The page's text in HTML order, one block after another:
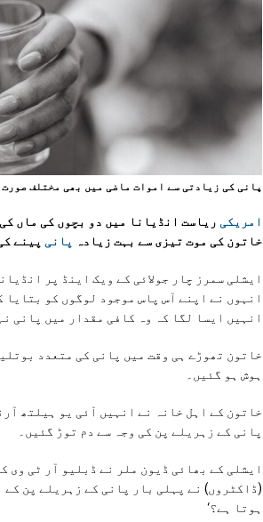
پانی کی زیادتی سے اموات ماضی میں بھی مختلف
امریکی ریاست انڈیانا میں دو بچوں کی ماں
خاتون کی موت تیزی سے بہت زیادہ
پانی پینے
ایشلی سمرز چار جولائی کے ویک اینڈ پر
انہوں نے اپنے آس پاس موجود لوگوں کو بتایا
انہیں ایسا لگا کہ وہ کافی مقدار میں پانی
خاتون تھوڑے ہی وقت میں پانی کی متعدد
ہوش ہو گئیں۔
خاتون کے اہل خانہ نے انہیں آئی یو ہیلتھ
پانی کے زہریلے پن کی وجہ سے دم توڑ گئیں۔
ایشلی کے بھائی ڈیون ملر نے ڈبلیو آر ٹی وی
(ڈاکٹروں) نے پہلی بار پانی کے زہریلے پن
ہوتا ہے؟‘